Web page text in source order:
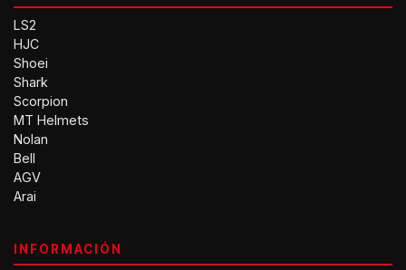
LS2
HJC
Shoei
Shark
Scorpion
MT Helmets
Nolan
Bell
AGV
Arai
INFORMACIÓN